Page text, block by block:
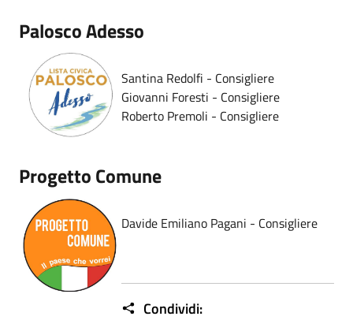
Palosco Adesso
Santina Redolfi - Consigliere
Giovanni Foresti - Consigliere
Roberto Premoli - Consigliere
Progetto Comune
Davide Emiliano Pagani - Consigliere
Condividi: